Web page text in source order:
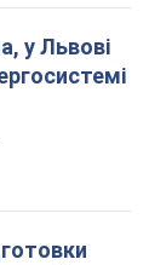
у Львові